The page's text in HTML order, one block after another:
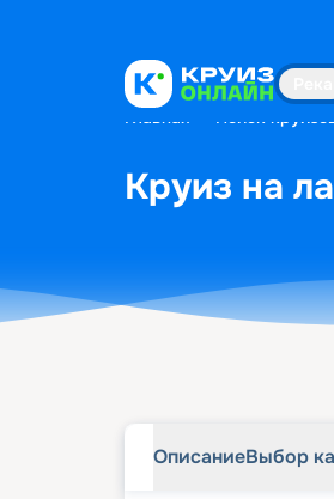
Главная Поиск
Круиз на
ОписаниеВыбор